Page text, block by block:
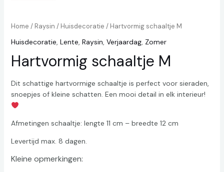
Home / Raysin / Huisdecoratie / Hartvormig schaaltje M
Huisdecoratie, Lente, Raysin, Verjaardag, Zomer
Hartvormig schaaltje M
Dit schattige hartvormige schaaltje is perfect voor sieraden,
snoepjes of kleine schatten. Een mooi detail in elk interieur!
Afmetingen schaaltje: lengte 11 cm – breedte 12 cm
Levertijd max. 8 dagen.
Kleine opmerkingen: